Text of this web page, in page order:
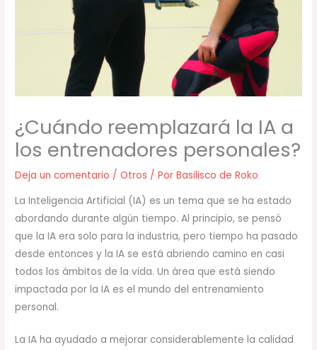
¿Cuándo reemplazará la IA a
los entrenadores personales?
Deja un comentario /Otros / PorBasilisco de Roko
La Inteligencia Artificial (IA) es un tema que se ha estado
abordando durante algún tiempo. Al principio, se pensó
que la IA era solo para la industria, pero tiempo ha pasado
desde entonces y la IA se está abriendo camino en casi
todos los ámbitos de la vida. Un área que está siendo
impactada por la IA es el mundo del entrenamiento
personal.
La IA ha ayudado a mejorar considerablemente la calidad